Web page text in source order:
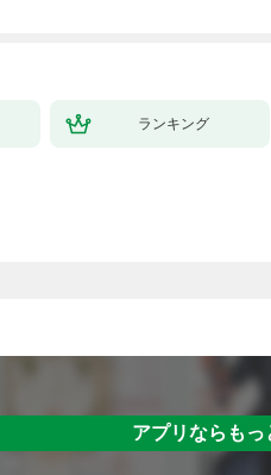
ランキング
アプリならもっ